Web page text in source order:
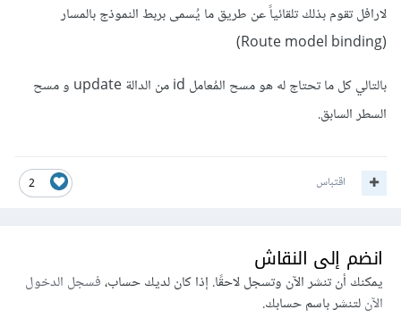
لارافل تقوم بذلك تلقائياً عن طريق ما يُسمى بربط النموذج بالمسار
بالتالي كل ما تحتاج له هو مسح المُعامل id من الدالة update و مسح
السطر السابق.
2 اقتباس
انضم إلى النقاش
يمكنك أن تنشر الآن وتسجل لاحقًا. إذا كان لديك حساب،فسجل الدخول
الآنلتنشر باسم حسابك.